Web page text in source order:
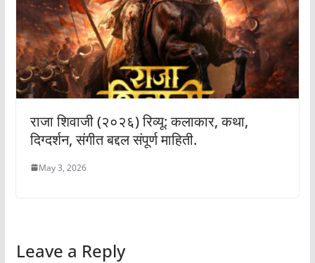
राजा शिवाजी (२०२६) रिव्यू: कलाकार, कथा,
दिग्दर्शन, संगीत बद्दल संपूर्ण माहिती.
May 3, 2026
Leave a Reply